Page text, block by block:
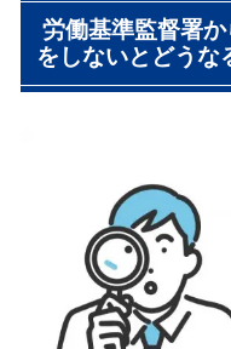
労働基準監督署
をしないとどうな